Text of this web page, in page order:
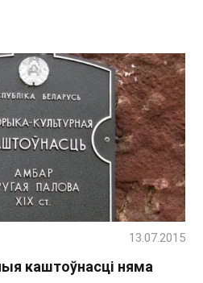
каштоўнасці няма
13.07.2015